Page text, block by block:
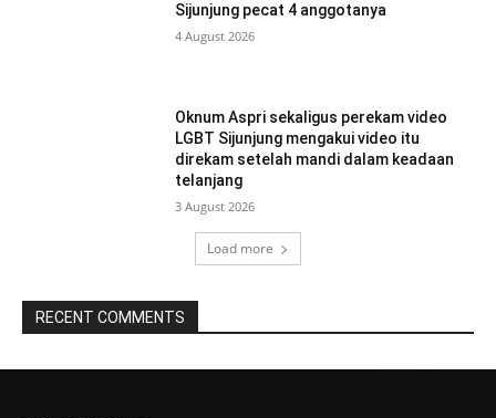
Sijunjung pecat 4 anggotanya
4 August 2026
Oknum Aspri sekaligus perekam video
LGBT Sijunjung mengakui video itu
direkam setelah mandi dalam keadaan
telanjang
3 August 2026
Load more
RECENT COMMENTS